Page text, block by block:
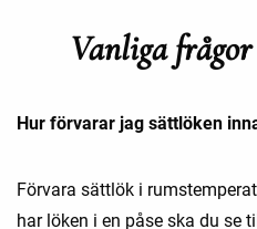
Vanliga
Hur förvarar jag sättlöken
Förvara sättlök i
har löken i en påse ska du se